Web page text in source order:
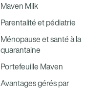
Maven Milk
Parentalité et pédiatrie
Ménopause et santé à la
quarantaine
Portefeuille Maven
Avantages gérés par